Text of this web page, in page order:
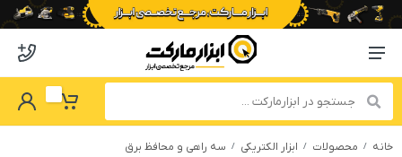
Menu Navigation
My Basket
Password
خانه محصولات ابزار الکتریکی سه راهی و محافظ برق